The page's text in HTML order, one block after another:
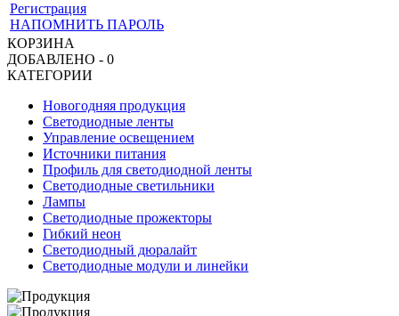
Регистрация
НАПОМНИТЬ ПАРОЛЬ
КОРЗИНА
ДОБАВЛЕНО - 0
КАТЕГОРИИ
Новогодняя продукция
Светодиодные ленты
Управление освещением
Источники питания
Профиль для светодиодной ленты
Светодиодные светильники
Лампы
Светодиодные прожекторы
Гибкий неон
Светодиодный дюралайт
Светодиодные модули и линейки